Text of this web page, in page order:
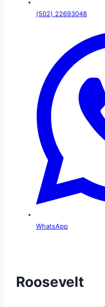
(502) 22693048
WhatsApp
Roosevelt